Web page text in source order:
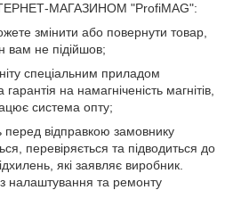
МАГАЗИНОМ "ProfiMAG":
змінити або повернути товар,
вам не підійшов;
спеціальним приладом
на намагніченість магнітів,
система опту;
відправкою замовнику
перевіряється та підводиться до
які заявляє виробник.
налаштування та ремонту